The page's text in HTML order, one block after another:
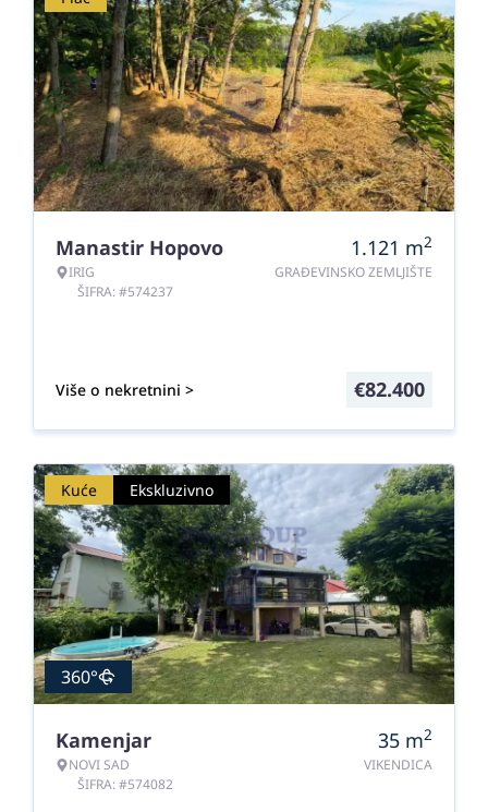
Manastir Hopovo
IRIG
ŠIFRA: #574237
1.121 m2
GRAĐEVINSKO ZEMLJIŠTE
Više o nekretnini > €82.400
Kuće Ekskluzivno
360°
Kamenjar
NOVI SAD
ŠIFRA: #574082
35 m2
VIKENDICA